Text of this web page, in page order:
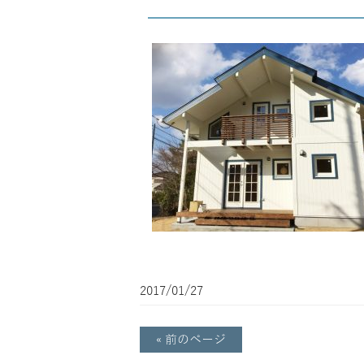
2017/01/27
« 前のページ